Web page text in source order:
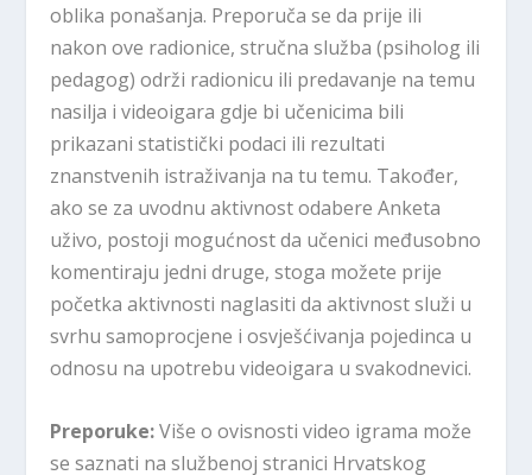
oblika ponašanja. Preporuča se da prije ili
nakon ove radionice, stručna služba (psiholog ili
pedagog) održi radionicu ili predavanje na temu
nasilja i videoigara gdje bi učenicima bili
prikazani statistički podaci ili rezultati
znanstvenih istraživanja na tu temu. Također,
ako se za uvodnu aktivnost odabere Anketa
uživo, postoji mogućnost da učenici međusobno
komentiraju jedni druge, stoga možete prije
početka aktivnosti naglasiti da aktivnost služi u
svrhu samoprocjene i osvješćivanja pojedinca u
odnosu na upotrebu videoigara u svakodnevici.
Preporuke:Više o ovisnosti video igrama može
se saznati na službenoj stranici Hrvatskog